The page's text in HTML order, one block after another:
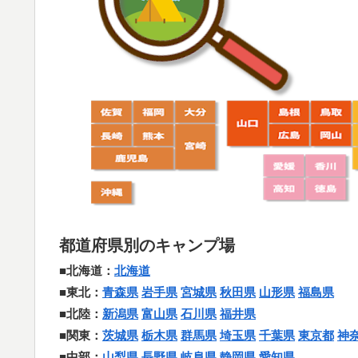
都道府県別のキャンプ場
■北海道： 北海道
■東北： 青森県 岩手県 宮城県 秋田県 山形県 福島県
■北陸： 新潟県 富山県 石川県 福井県
■関東： 茨城県 栃木県 群馬県 埼玉県 千葉県 東京都 神